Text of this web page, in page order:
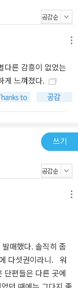
이 있는 복제 인간이
치에서 벗어나기 위해
, 〈캐빈 방정식〉의
아주 느린 시간대를
른 살밖에 살지 못한
간〉의 ‘이브’는 작
림자〉의 ‘단희’는 발
나온 세계》의 소외
회에 대한 의문을 그
계로 나아간다. 사랑
, 위로의 힘을 보여준
세계로의 여행을 떠난
온 세계》의 추천사
올리게 될 것 같
것이 기쁘다”라고
임무를 부여받아 행
‘셀’의 우정을 그린
다른 감흥이 없었는
게 느껴졌다.
쓰기
섯권이라니. 워
단편들은 다른 곳에